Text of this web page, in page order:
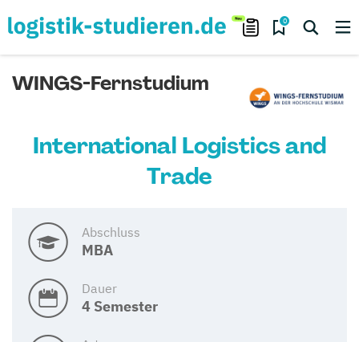
0
WINGS-Fernstudium
International Logistics and
Trade
Abschluss
MBA
Dauer
4 Semester